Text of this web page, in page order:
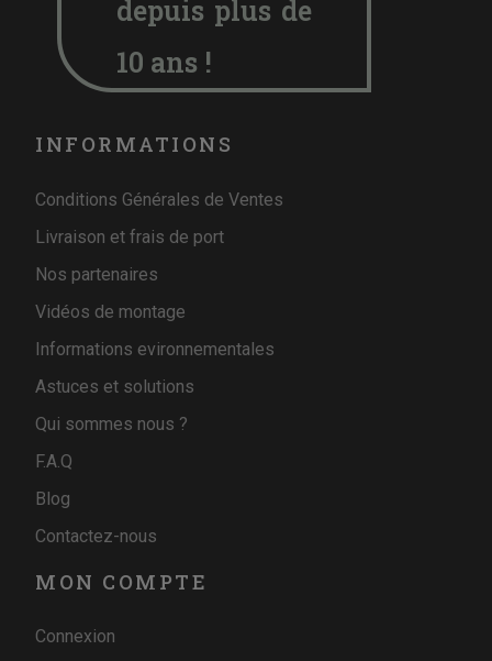
depuis plus de
10 ans !
INFORMATIONS
Conditions Générales de Ventes
Livraison et frais de port
Nos partenaires
Vidéos de montage
Informations evironnementales
Astuces et solutions
Qui sommes nous ?
F.A.Q
Blog
Contactez-nous
MON COMPTE
Connexion